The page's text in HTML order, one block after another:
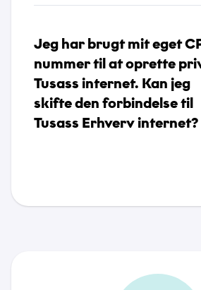
Jeg har brugt mit eget
nummer til at oprette
Tusass internet. Kan jeg
skifte den forbindelse til
Tusass Erhverv internet?